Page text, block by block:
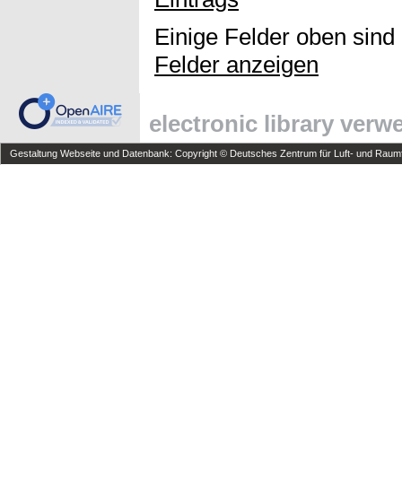
Einige Felder oben
Felder anzeigen
electronic library
Gestaltung Webseite und Datenbank: Copyright © Deutsches Zentrum für Luft- und